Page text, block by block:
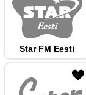
Star FM Eesti